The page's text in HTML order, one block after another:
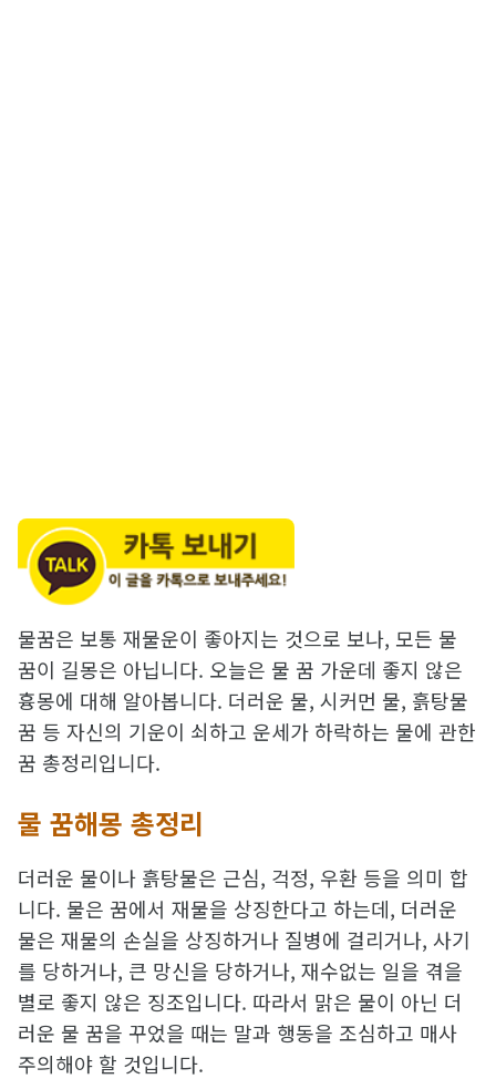
물꿈은 보통 재물운이 좋아지는 것으로 보나, 모든 물
꿈이 길몽은 아닙니다. 오늘은 물 꿈 가운데 좋지 않은
흉몽에 대해 알아봅니다. 더러운 물, 시커먼 물, 흙탕물
꿈 등 자신의 기운이 쇠하고 운세가 하락하는 물에 관한
꿈 총정리입니다.
물 꿈해몽 총정리
더러운 물이나 흙탕물은 근심, 걱정, 우환 등을 의미 합
니다. 물은 꿈에서 재물을 상징한다고 하는데, 더러운
물은 재물의 손실을 상징하거나 질병에 걸리거나, 사기
를 당하거나, 큰 망신을 당하거나, 재수없는 일을 겪을
별로 좋지 않은 징조입니다. 따라서 맑은 물이 아닌 더
러운 물 꿈을 꾸었을 때는 말과 행동을 조심하고 매사
주의해야 할 것입니다.